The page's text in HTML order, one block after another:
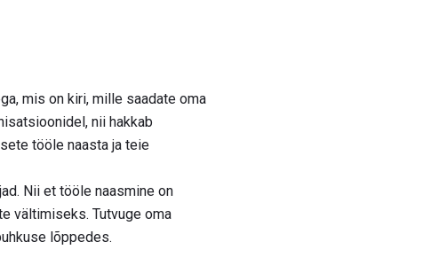
mis on kiri, mille saadate oma
nii hakkab
tööle naasta ja teie
Nii et tööle naasmine on
vältimiseks. Tutvuge oma
lõppedes.